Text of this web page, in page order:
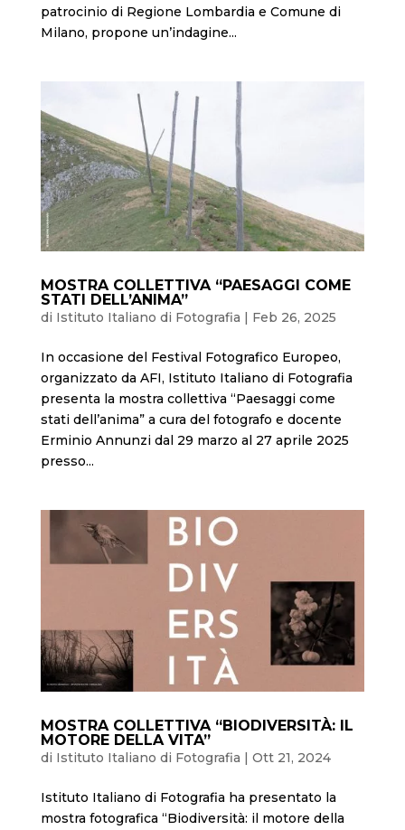
patrocinio di Regione Lombardia e Comune di
Milano, propone un’indagine...
MOSTRA COLLETTIVA “PAESAGGI COME
STATI DELL’ANIMA”
di Istituto Italiano di Fotografia | Feb 26, 2025
In occasione del Festival Fotografico Europeo,
organizzato da AFI, Istituto Italiano di Fotografia
presenta la mostra collettiva “Paesaggi come
stati dell’anima” a cura del fotografo e docente
Erminio Annunzi dal 29 marzo al 27 aprile 2025
presso...
MOSTRA COLLETTIVA “BIODIVERSITÀ: IL
MOTORE DELLA VITA”
di Istituto Italiano di Fotografia | Ott 21, 2024
Istituto Italiano di Fotografia ha presentato la
mostra fotografica “Biodiversità: il motore della